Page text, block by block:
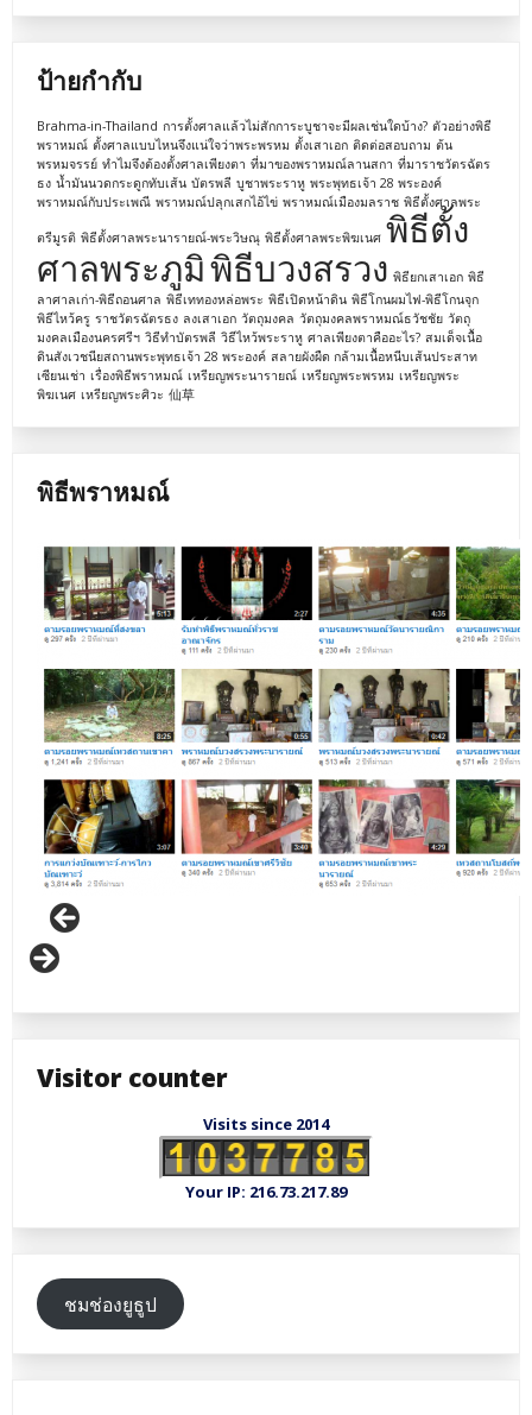
ป้ายกำกับ
Brahma-in-Thailand การตั้งศาลแล้วไม่สักการะบูชาจะมีผลเช่นใดบ้าง? ตัวอย่างพิธี
พราหมณ์ ตั้งศาลแบบไหนจึงแน่ใจว่าพระพรหม ตั้งเสาเอก ติดต่อสอบถาม ต้น
พรหมจรรย์ ทำไมจึงต้องตั้งศาลเพียงตา ที่มาของพราหมณ์ลานสกา ที่มาราชวัตรฉัตร
ธง น้ำมันนวดกระดูกทับเส้น บัตรพลี บูชาพระราหู พระพุทธเจ้า 28 พระองค์
พราหมณ์กับประเพณี พราหมณ์ปลุกเสกไอ้ไข่ พราหมณ์เมืองมลราช พิธีตั้งศาลพระ
ตรีมูรติ พิธีตั้งศาลพระนารายณ์-พระวิษณุ พิธีตั้งศาลพระพิฆเนศ พิธีตั้ง
ศาลพระภูมิพิธีบวงสรวง พิธียกเสาเอก พิธี
ลาศาลเก่า-พิธีถอนศาล พิธีเททองหล่อพระ พิธีเปิดหน้าดิน พิธีโกนผมไฟ-พิธีโกนจุก
พิธีไหว้ครู ราชวัตรฉัตรธง ลงเสาเอก วัตถุมงคล วัตถุมงคลพราหมณ์ธวัชชัย วัตถุ
มงคลเมืองนครศรีฯ วิธีทำบัตรพลี วิธีไหว้พระราหู ศาลเพียงตาคืออะไร? สมเด็จเนื้อ
ดินสังเวชนียสถานพระพุทธเจ้า 28 พระองค์ สลายผังผืด กล้ามเนื้อหนีบเส้นประสาท
เซียนเช่า เรื่องพิธีพราหมณ์ เหรียญพระนารายณ์ เหรียญพระพรหม เหรียญพระ
พิฆเนศ เหรียญพระศิวะ 仙草
พิธีพราหมณ์
Visitor counter
Visits since 2014
Your IP: 216.73.217.89
ชมช่องยูธูป